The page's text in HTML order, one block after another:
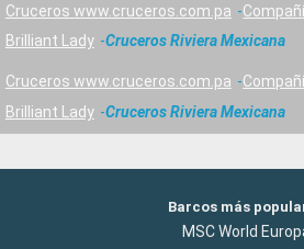
Cruceros www.cruceros.com.pa
Brilliant Lady
Cruceros Riviera Mexicana
Cruceros www.cruceros.com.pa
Brilliant Lady
Cruceros Riviera Mexicana
Barcos más
MSC World